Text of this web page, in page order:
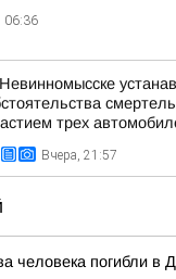
06:36
трех
Вчера, 21:57
человека погибли в